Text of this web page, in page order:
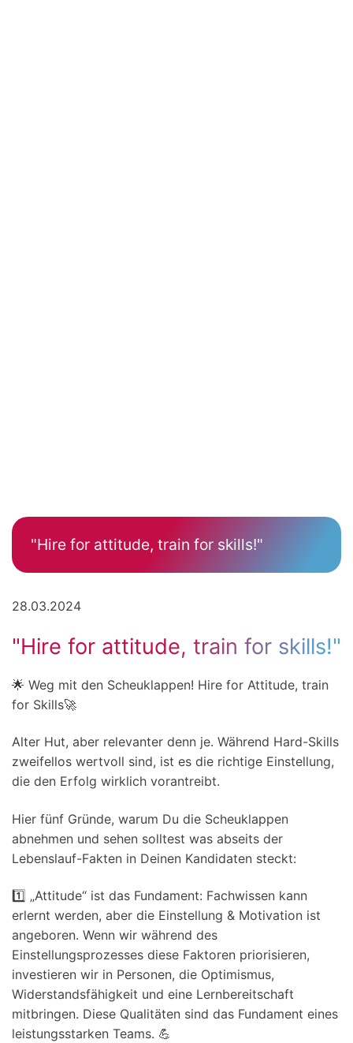
"Hire for attitude, train for skills!"
28.03.2024
"Hire for attitude, train for skills!"
🌟 Weg mit den Scheuklappen! Hire for Attitude, train
for Skills🚀
Alter Hut, aber relevanter denn je. Während Hard-Skills
zweifellos wertvoll sind, ist es die richtige Einstellung,
die den Erfolg wirklich vorantreibt.
Hier fünf Gründe, warum Du die Scheuklappen
abnehmen und sehen solltest was abseits der
Lebenslauf-Fakten in Deinen Kandidaten steckt:
1️⃣ „Attitude“ ist das Fundament: Fachwissen kann
erlernt werden, aber die Einstellung & Motivation ist
angeboren. Wenn wir während des
Einstellungsprozesses diese Faktoren priorisieren,
investieren wir in Personen, die Optimismus,
Widerstandsfähigkeit und eine Lernbereitschaft
mitbringen. Diese Qualitäten sind das Fundament eines
leistungsstarken Teams. 💪